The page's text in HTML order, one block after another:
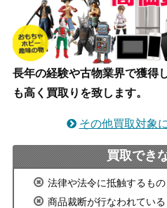
長年の経験や古物業界で獲得
も高く買取りを致します。
その他買取対象
買取でき
法律や法令に抵触するもの
商品裁断が行なわれてい